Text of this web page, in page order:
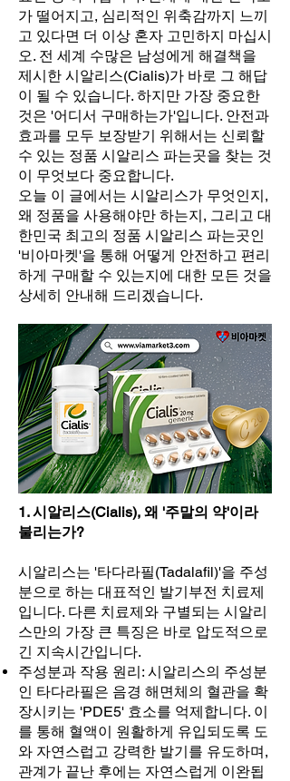
가 떨어지고, 심리적인 위축감까지 느끼
고 있다면 더 이상 혼자 고민하지 마십시
오. 전 세계 수많은 남성에게 해결책을
제시한 시알리스(Cialis)가 바로 그 해답
이 될 수 있습니다. 하지만 가장 중요한
것은 '어디서 구매하는가'입니다. 안전과
효과를 모두 보장받기 위해서는 신뢰할
수 있는 정품 시알리스 파는곳을 찾는 것
이 무엇보다 중요합니다.
오늘 이 글에서는 시알리스가 무엇인지,
왜 정품을 사용해야만 하는지, 그리고 대
한민국 최고의 정품 시알리스 파는곳인
'비아마켓'을 통해 어떻게 안전하고 편리
하게 구매할 수 있는지에 대한 모든 것을
상세히 안내해 드리겠습니다.
1. 시알리스(Cialis), 왜 '주말의 약'이라
불리는가?
시알리스는 '타다라필(Tadalafil)'을 주성
분으로 하는 대표적인 발기부전 치료제
입니다. 다른 치료제와 구별되는 시알리
스만의 가장 큰 특징은 바로 압도적으로
긴 지속시간입니다.
주성분과 작용 원리: 시알리스의 주성분
인 타다라필은 음경 해면체의 혈관을 확
장시키는 'PDE5' 효소를 억제합니다. 이
를 통해 혈액이 원활하게 유입되도록 도
와 자연스럽고 강력한 발기를 유도하며,
관계가 끝난 후에는 자연스럽게 이완됩